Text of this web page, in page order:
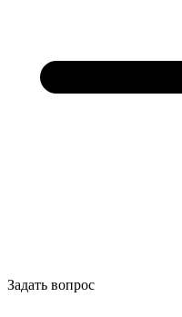
Задать вопрос